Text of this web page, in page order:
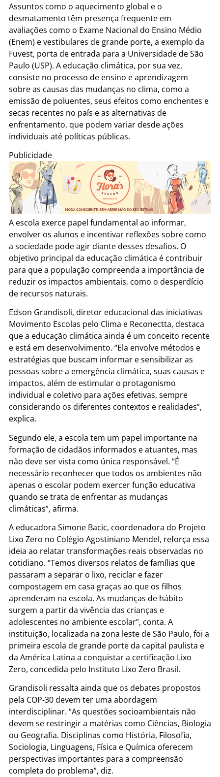
Assuntos como o aquecimento global e o
desmatamento têm presença frequente em
avaliações como o Exame Nacional do Ensino Médio
(Enem) e vestibulares de grande porte, a exemplo da
Fuvest, porta de entrada para a Universidade de São
Paulo (USP). A educação climática, por sua vez,
consiste no processo de ensino e aprendizagem
sobre as causas das mudanças no clima, como a
emissão de poluentes, seus efeitos como enchentes e
secas recentes no país e as alternativas de
enfrentamento, que podem variar desde ações
individuais até políticas públicas.
Publicidade
A escola exerce papel fundamental ao informar,
envolver os alunos e incentivar reflexões sobre como
a sociedade pode agir diante desses desafios. O
objetivo principal da educação climática é contribuir
para que a população compreenda a importância de
reduzir os impactos ambientais, como o desperdício
de recursos naturais.
Edson Grandisoli, diretor educacional das iniciativas
Movimento Escolas pelo Clima e Reconectta, destaca
que a educação climática ainda é um conceito recente
e está em desenvolvimento. “Ela envolve métodos e
estratégias que buscam informar e sensibilizar as
pessoas sobre a emergência climática, suas causas e
impactos, além de estimular o protagonismo
individual e coletivo para ações efetivas, sempre
considerando os diferentes contextos e realidades”,
explica.
Segundo ele, a escola tem um papel importante na
formação de cidadãos informados e atuantes, mas
não deve ser vista como única responsável. “É
necessário reconhecer que todos os ambientes não
apenas o escolar podem exercer função educativa
quando se trata de enfrentar as mudanças
climáticas”, afirma.
A educadora Simone Bacic, coordenadora do Projeto
Lixo Zero no Colégio Agostiniano Mendel, reforça essa
ideia ao relatar transformações reais observadas no
cotidiano. “Temos diversos relatos de famílias que
passaram a separar o lixo, reciclar e fazer
compostagem em casa graças ao que os filhos
aprenderam na escola. As mudanças de hábito
surgem a partir da vivência das crianças e
adolescentes no ambiente escolar”, conta. A
instituição, localizada na zona leste de São Paulo, foi a
primeira escola de grande porte da capital paulista e
da América Latina a conquistar a certificação Lixo
Zero, concedida pelo Instituto Lixo Zero Brasil.
Grandisoli ressalta ainda que os debates propostos
pela COP-30 devem ter uma abordagem
interdisciplinar. “As questões socioambientais não
devem se restringir a matérias como Ciências, Biologia
ou Geografia. Disciplinas como História, Filosofia,
Sociologia, Linguagens, Física e Química oferecem
perspectivas importantes para a compreensão
completa do problema”, diz.